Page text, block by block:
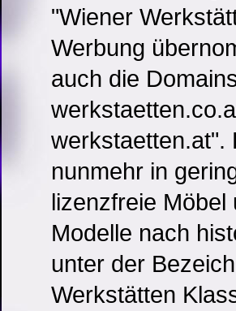
"Wiener
Werbung
auch die
werkstaetten.at".
nunmehr in
lizenzfreie
Modelle nach
unter der
Werkstätten